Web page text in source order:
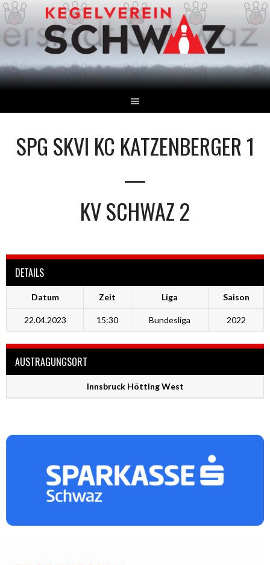
Springe
zum
Inhalt
SPG SKVI KC KATZENBERGER 1
—
KV SCHWAZ 2
DETAILS
Datum Zeit Liga Saison
22.04.2023 15:30 Bundesliga 2022
AUSTRAGUNGSORT
Innsbruck Hötting West